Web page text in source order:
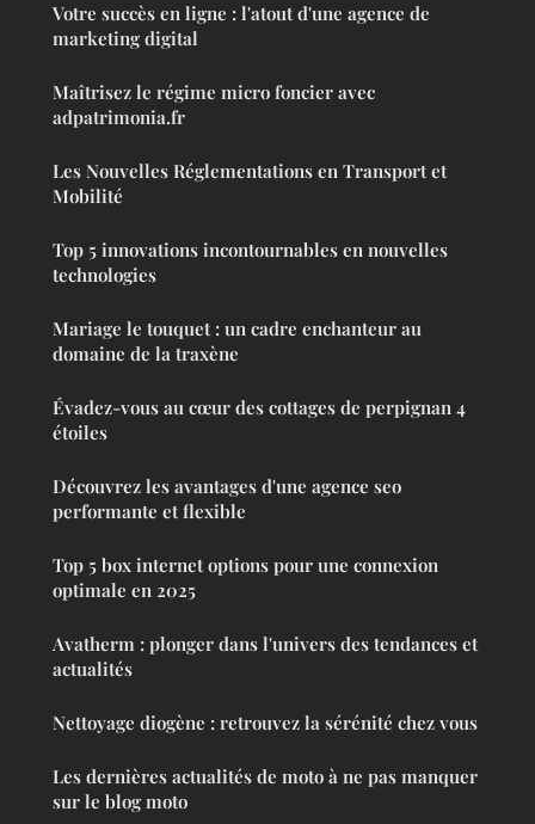
Votre succès en ligne : l'atout d'une agence de
marketing digital
Maîtrisez le régime micro foncier avec
adpatrimonia.fr
Les Nouvelles Réglementations en Transport et
Mobilité
Top 5 innovations incontournables en nouvelles
technologies
Mariage le touquet : un cadre enchanteur au
domaine de la traxène
Évadez-vous au cœur des cottages de perpignan 4
étoiles
Découvrez les avantages d'une agence seo
performante et flexible
Top 5 box internet options pour une connexion
optimale en 2025
Avatherm : plonger dans l'univers des tendances et
actualités
Nettoyage diogène : retrouvez la sérénité chez vous
Les dernières actualités de moto à ne pas manquer
sur le blog moto